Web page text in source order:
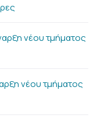
νέου τμήματος
νέου τμήματος